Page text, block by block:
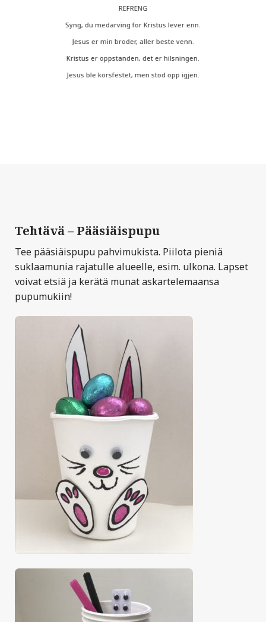
REFRENG
Syng, du medarving for Kristus lever enn.
Jesus er min broder, aller beste venn.
Kristus er oppstanden, det er hilsningen.
Jesus ble korsfestet, men stod opp igjen.
Tehtävä – Pääsiäispupu
Tee pääsiäispupu pahvimukista. Piilota pieniä
suklaamunia rajatulle alueelle, esim. ulkona. Lapset
voivat etsiä ja kerätä munat askartelemaansa
pupumukiin!